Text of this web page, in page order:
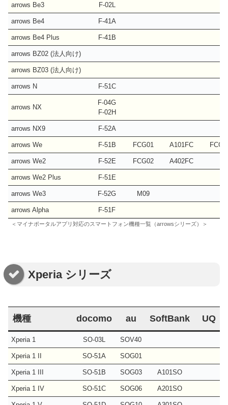
arrows Be3 F-02L
arrows Be4 F-41A
arrows Be4 Plus F-41B
arrows BZ02 (法人向け)
arrows BZ03 (法人向け)
arrows N F-51C
arrows NX
F-04G
F-02H
arrows NX9 F-52A
arrows We F-51B FCG01 A101FC
arrows We2 F-52E FCG02 A402FC
arrows We2 Plus F-51E
arrows We3 F-52G M09
arrows Alpha F-51F
＜マイナポータルアプリ対応のスマートフォン機種一覧（arrowsシリーズ）＞
Xperia シリーズ
機種 docomo au SoftBank UQ
Xperia 1 SO-03L SOV40
Xperia 1 II SO-51A SOG01
Xperia 1 III SO-51B SOG03 A101SO
Xperia 1 IV SO-51C SOG06 A201SO